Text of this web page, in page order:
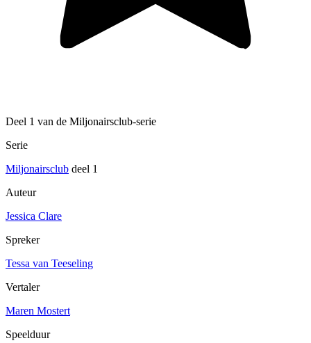
Deel 1 van de Miljonairsclub-serie
Serie
Miljonairsclub deel 1
Auteur
Jessica Clare
Spreker
Tessa van Teeseling
Vertaler
Maren Mostert
Speelduur